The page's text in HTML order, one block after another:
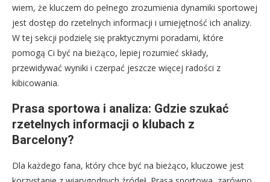
wiem, że kluczem do pełnego zrozumienia dynamiki sportowej
jest dostęp do rzetelnych informacji i umiejętność ich analizy.
W tej sekcji podzielę się praktycznymi poradami, które
pomogą Ci być na bieżąco, lepiej rozumieć składy,
przewidywać wyniki i czerpać jeszcze więcej radości z
kibicowania.
Prasa sportowa i analiza: Gdzie szukać
rzetelnych informacji o klubach z
Barcelony?
Dla każdego fana, który chce być na bieżąco, kluczowe jest